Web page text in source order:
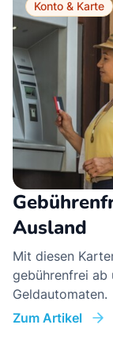
Konto & Karte
Ausland
Mit diesen
gebührenfrei ab
Geldautomaten.
Zum Artikel